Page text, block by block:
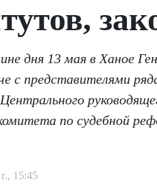
дня 13 мая в Ханое
с представителями
по судебной
15:45